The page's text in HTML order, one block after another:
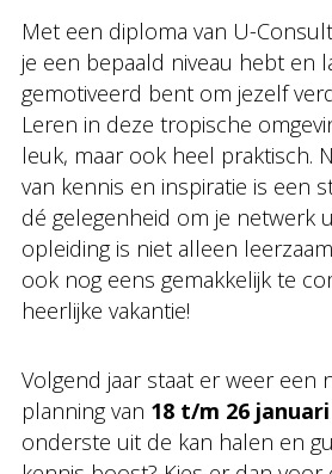
Met een diploma van U-
je een bepaald niveau hebt en
gemotiveerd bent om jezelf
Leren in deze tropische
leuk, maar ook heel praktisch.
van kennis en inspiratie is een
dé gelegenheid om je netwerk
opleiding is niet alleen
ook nog eens gemakkelijk te
heerlijke vakantie!
Volgend jaar staat er weer een
planning van 18 t/m 26 januari
onderste uit de kan halen en